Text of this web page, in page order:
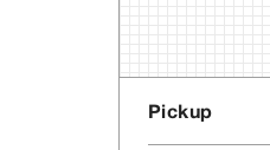
Pickup